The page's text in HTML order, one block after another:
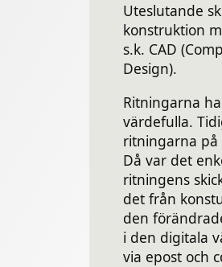
Uteslutande
konstruktion
s.k. CAD
Design).
Ritningarna
värdefulla.
ritningarna
Då var det
ritningens
det från
den
i den digitala
via epost och